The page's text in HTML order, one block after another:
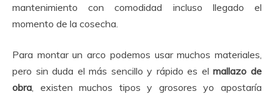
mantenimiento con comodidad incluso llegado el
momento de la cosecha.
Para montar un arco podemos usar muchos materiales,
pero sin duda el más sencillo y rápido es elmallazo de
obra, existen muchos tipos y grosores yo apostaría